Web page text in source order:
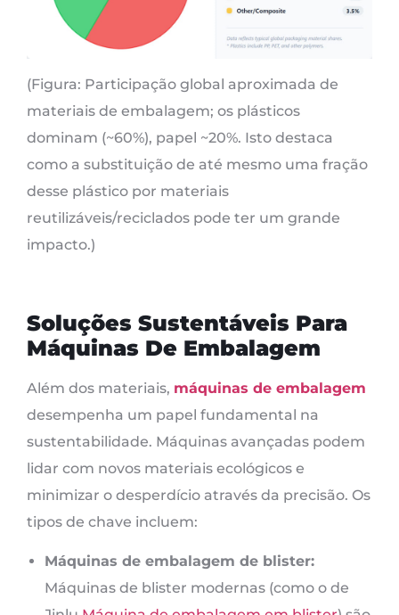
(Figura: Participação global aproximada de
materiais de embalagem; os plásticos
dominam (~60%), papel ~20%. Isto destaca
como a substituição de até mesmo uma fração
desse plástico por materiais
reutilizáveis/reciclados pode ter um grande
impacto.)
Soluções Sustentáveis ​​para
Máquinas De Embalagem
Além dos materiais, máquinas de embalagem
desempenha um papel fundamental na
sustentabilidade. Máquinas avançadas podem
lidar com novos materiais ecológicos e
minimizar o desperdício através da precisão. Os
tipos de chave incluem:
Máquinas de embalagem de blister:
Máquinas de blister modernas (como o de